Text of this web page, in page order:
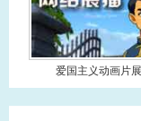
爱国主义动画片